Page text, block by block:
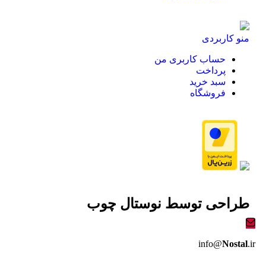
منو کاربردی
حساب کاربری من
پرداخت
سبد خرید
فروشگاه
طراحی توسط نوستال چوب
info@Nostal.ir